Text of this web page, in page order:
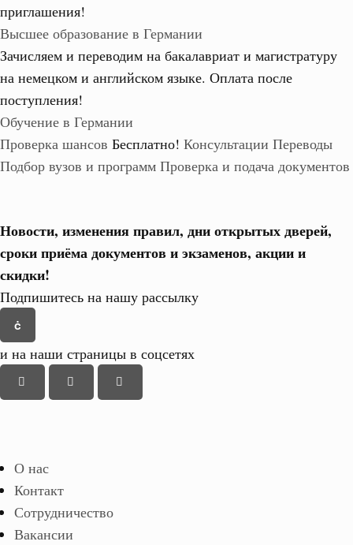
приглашения!
Высшее образование в Германии
Зачисляем и переводим на бакалавриат и магистратуру
на немецком и английском языке. Оплата после
поступления!
Обучение в Германии
Проверка шансов Бесплатно! Консультации Переводы
Подбор вузов и программ Проверка и подача документов
Новости, изменения правил, дни открытых дверей,
сроки приёма документов и экзаменов, акции и
скидки!
Подпишитесь на нашу рассылку
и на наши страницы в соцсетях
О нас
Контакт
Сотрудничество
Вакансии